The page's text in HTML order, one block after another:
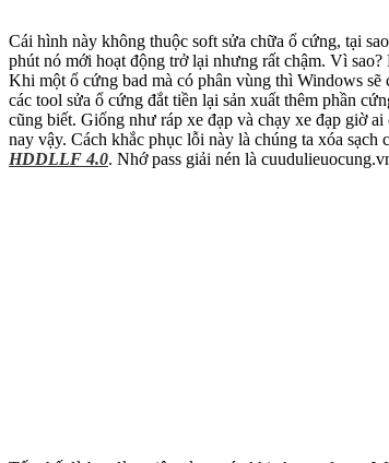
Cái hình này không thuộc soft sửa chữa ổ cứng, tại
phút nó mới hoạt động trở lại nhưng rất chậm. Vì
Khi một ổ cứng bad mà có phân vùng thì Windows
các tool sửa ổ cứng đắt tiền lại sản xuất thêm phần
cũng biết. Giống như ráp xe đạp và chạy xe đạp giờ
nay vậy. Cách khắc phục lỗi này là chúng ta xóa
HDDLLF 4.0. Nhớ pass giải nén là